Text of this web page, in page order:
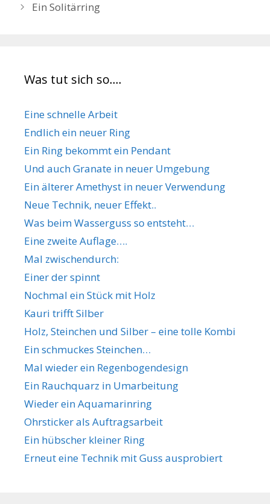
Ein Solitärring
Was tut sich so….
Eine schnelle Arbeit
Endlich ein neuer Ring
Ein Ring bekommt ein Pendant
Und auch Granate in neuer Umgebung
Ein älterer Amethyst in neuer Verwendung
Neue Technik, neuer Effekt..
Was beim Wasserguss so entsteht…
Eine zweite Auflage….
Mal zwischendurch:
Einer der spinnt
Nochmal ein Stück mit Holz
Kauri trifft Silber
Holz, Steinchen und Silber – eine tolle Kombi
Ein schmuckes Steinchen…
Mal wieder ein Regenbogendesign
Ein Rauchquarz in Umarbeitung
Wieder ein Aquamarinring
Ohrsticker als Auftragsarbeit
Ein hübscher kleiner Ring
Erneut eine Technik mit Guss ausprobiert